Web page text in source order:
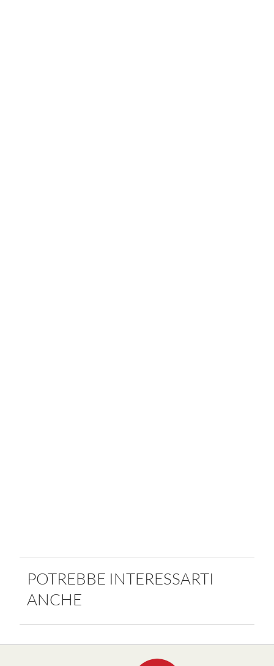
POTREBBE INTERESSARTI
ANCHE